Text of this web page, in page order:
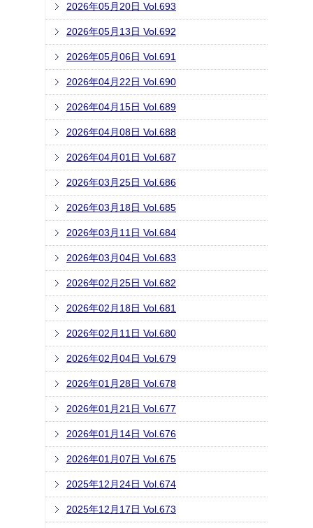
2026年05月20日 Vol.693
2026年05月13日 Vol.692
2026年05月06日 Vol.691
2026年04月22日 Vol.690
2026年04月15日 Vol.689
2026年04月08日 Vol.688
2026年04月01日 Vol.687
2026年03月25日 Vol.686
2026年03月18日 Vol.685
2026年03月11日 Vol.684
2026年03月04日 Vol.683
2026年02月25日 Vol.682
2026年02月18日 Vol.681
2026年02月11日 Vol.680
2026年02月04日 Vol.679
2026年01月28日 Vol.678
2026年01月21日 Vol.677
2026年01月14日 Vol.676
2026年01月07日 Vol.675
2025年12月24日 Vol.674
2025年12月17日 Vol.673